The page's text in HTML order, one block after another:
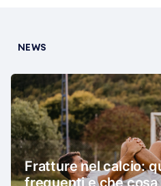
NEWS
Fratture nel calcio:
frequenti e che